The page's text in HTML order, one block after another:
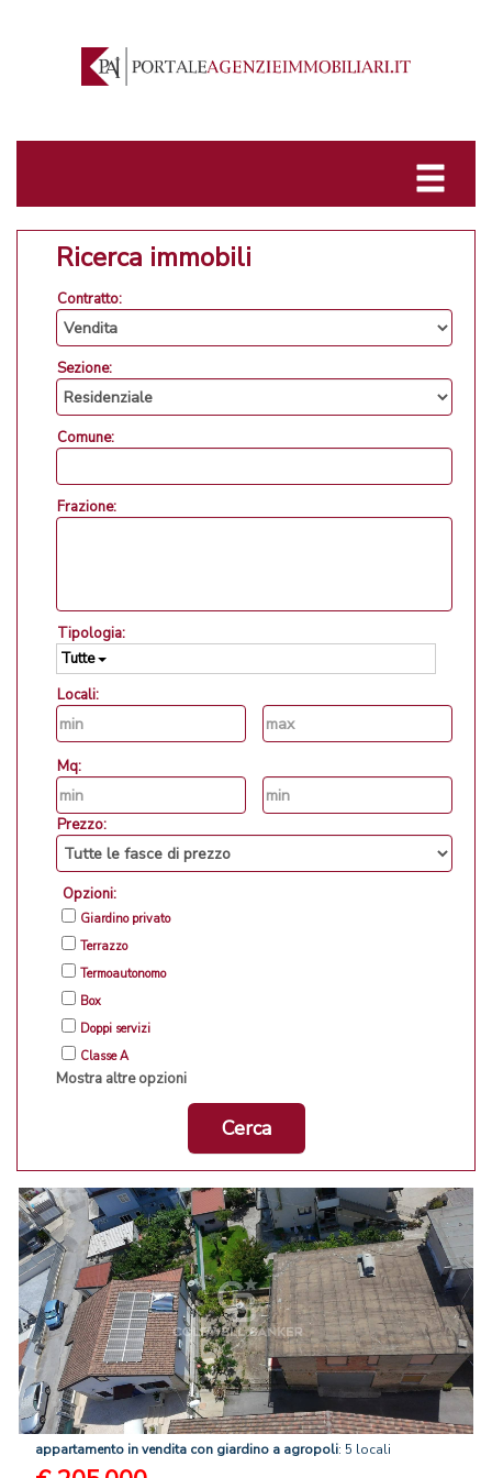
Ricerca immobili
Contratto:
Sezione:
Comune:
Frazione:
Tipologia:
Tutte
Locali:
Mq:
Prezzo:
Opzioni:
Giardino privato
Terrazzo
Termoautonomo
Box
Doppi servizi
Classe A
Mostra altre opzioni
Cerca
appartamento invendita con giardino a agropoli: 5 locali